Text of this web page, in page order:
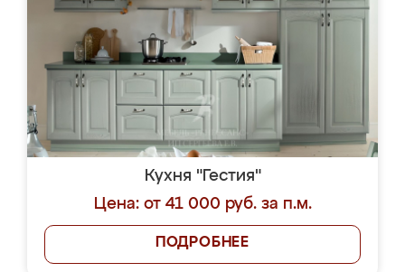
Кухня "Гестия"
Цена: от 41 000 руб. за п.м.
ПОДРОБНЕЕ